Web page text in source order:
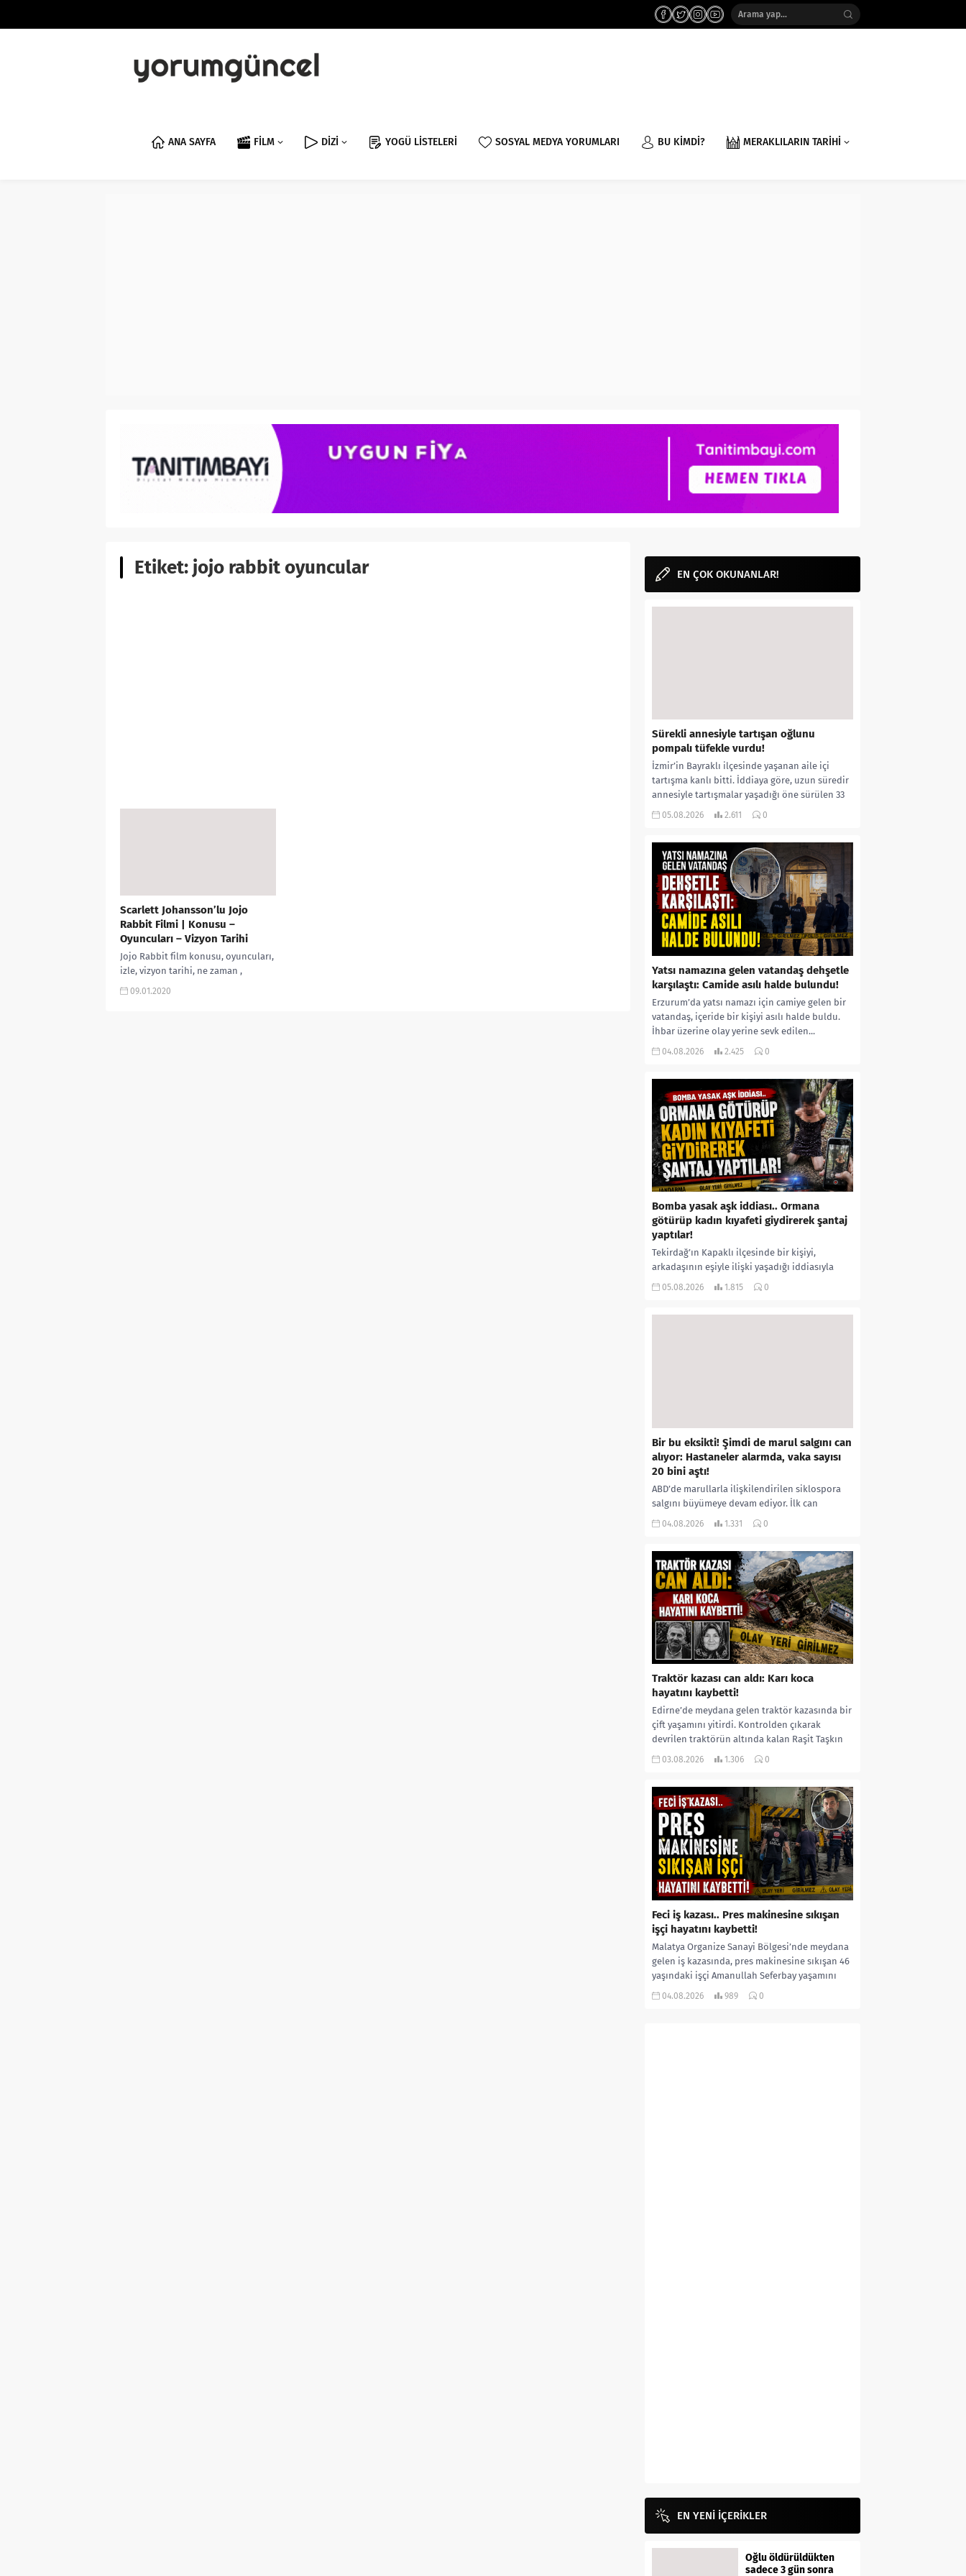
ANA SAYFA FİLM DİZİ YOGÜ LİSTELERİ SOSYAL MEDYA YORUMLARI BU KİMDİ? MERAKLILARIN TARİHİ
Etiket: jojo rabbit oyuncular
Scarlett Johansson’lu Jojo
Rabbit Filmi | Konusu –
Oyuncuları – Vizyon Tarihi
Jojo Rabbit film konusu, oyuncuları,
izle, vizyon tarihi, ne zaman ,
fragman, Oscar, ekşi, sinemalar,
09.01.2020
EN ÇOK OKUNANLAR!
Sürekli annesiyle tartışan oğlunu
pompalı tüfekle vurdu!
İzmir’in Bayraklı ilçesinde yaşanan aile içi
tartışma kanlı bitti. İddiaya göre, uzun süredir
annesiyle tartışmalar yaşadığı öne sürülen 33
yaşındaki...
05.08.2026 2.611 0
Yatsı namazına gelen vatandaş dehşetle
karşılaştı: Camide asılı halde bulundu!
Erzurum’da yatsı namazı için camiye gelen bir
vatandaş, içeride bir kişiyi asılı halde buldu.
İhbar üzerine olay yerine sevk edilen...
04.08.2026 2.425 0
Bomba yasak aşk iddiası.. Ormana
götürüp kadın kıyafeti giydirerek şantaj
yaptılar!
Tekirdağ’ın Kapaklı ilçesinde bir kişiyi,
arkadaşının eşiyle ilişki yaşadığı iddiasıyla
ormanlık alana götürerek zorla kadın
05.08.2026 1.815 0
Bir bu eksikti! Şimdi de marul salgını can
alıyor: Hastaneler alarmda, vaka sayısı
20 bini aştı!
ABD’de marullarla ilişkilendirilen siklospora
salgını büyümeye devam ediyor. İlk can
kayıplarının yaşandığı salgında vaka sayısının
04.08.2026 1.331 0
Traktör kazası can aldı: Karı koca
hayatını kaybetti!
Edirne’de meydana gelen traktör kazasında bir
çift yaşamını yitirdi. Kontrolden çıkarak
devrilen traktörün altında kalan Raşit Taşkın
ile eşi Fatma...
03.08.2026 1.306 0
Feci iş kazası.. Pres makinesine sıkışan
işçi hayatını kaybetti!
Malatya Organize Sanayi Bölgesi’nde meydana
gelen iş kazasında, pres makinesine sıkışan 46
yaşındaki işçi Amanullah Seferbay yaşamını
yitirdi. Olayla ilgili...
04.08.2026 989 0
EN YENİ İÇERİKLER
Oğlu öldürüldükten
sadece 3 gün sonra